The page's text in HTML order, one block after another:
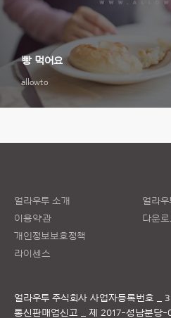
allowto
빵 먹어요
얼라우투 소개
이용약관
개인정보보호정책
라이센스
얼라
다운
얼라우투 주식회사 사업자등록번호
통신판매업신고 _ 제 2017-성남분당-